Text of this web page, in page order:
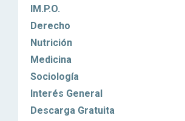
IM.P.O.
Derecho
Nutrición
Medicina
Sociología
Interés General
Descarga Gratuita